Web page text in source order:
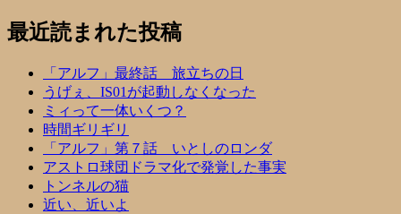
最近読まれた投稿
「アルフ」最終話 旅立ちの日
うげぇ、IS01が起動しなくなった
ミィって一体いくつ？
時間ギリギリ
「アルフ」第７話 いとしのロンダ
アストロ球団ドラマ化で発覚した事実
トンネルの猫
近い、近いよ